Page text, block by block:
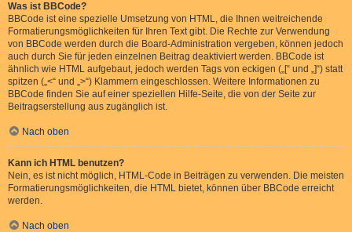
Was ist BBCode?
BBCode ist eine spezielle Umsetzung von HTML, die Ihnen weitreichende
Formatierungsmöglichkeiten für Ihren Text gibt. Die Rechte zur Verwendung
von BBCode werden durch die Board-Administration vergeben, können jedoch
auch durch Sie für jeden einzelnen Beitrag deaktiviert werden. BBCode ist
ähnlich wie HTML aufgebaut, jedoch werden Tags von eckigen („[“ und „]“) statt
spitzen („<“ und „>“) Klammern eingeschlossen. Weitere Informationen zu
BBCode finden Sie auf einer speziellen Hilfe-Seite, die von der Seite zur
Beitragserstellung aus zugänglich ist.
Nach oben
Kann ich HTML benutzen?
Nein, es ist nicht möglich, HTML-Code in Beiträgen zu verwenden. Die meisten
Formatierungsmöglichkeiten, die HTML bietet, können über BBCode erreicht
werden.
Nach oben